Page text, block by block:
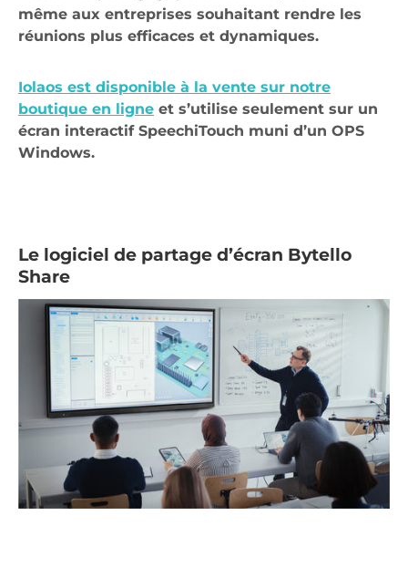
même aux entreprises souhaitant rendre les
réunions plus efficaces et dynamiques.
Iolaos est disponible à la vente sur notre
boutique en ligne et s’utilise seulement sur un
écran interactif SpeechiTouch muni d’un OPS
Windows.
Le logiciel de partage d’écran Bytello
Share